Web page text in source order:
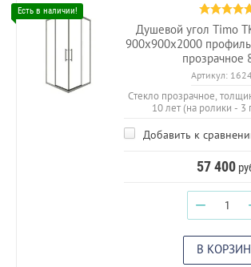
Душевой угол Timo
900х900х2000
прозрачное
Артикул:
Стекло прозрачное,
10 лет (на ролики - 3
Добавить к
57 400
−
В